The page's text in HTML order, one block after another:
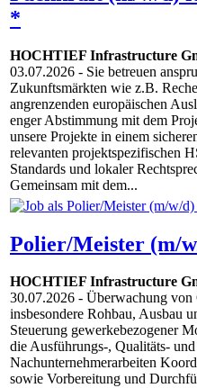
*
HOCHTIEF Infrastructure
03.07.2026 - Sie betreuen
Zukunftsmärkten wie z.B.
angrenzenden europäischen
enger Abstimmung mit dem
unsere Projekte in einem
relevanten projektspezifischen
Standards und lokaler
Gemeinsam mit dem...
Polier/Meister (m/
HOCHTIEF Infrastructure
30.07.2026 - Überwachung von
insbesondere Rohbau, Ausbau
Steuerung gewerkebezogener
die Ausführungs-, Qualitäts-
Nachunternehmerarbeiten
sowie Vorbereitung und